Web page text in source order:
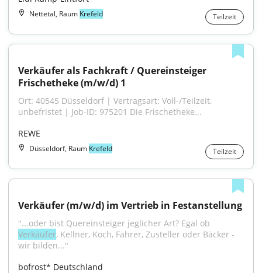
Nettetal, Raum Krefeld Teilzeit
Verkäufer als Fachkraft / Quereinsteiger
Frischetheke (m/w/d) 1
Ort: 40545 Düsseldorf | Vertragsart: Voll-/Teilzeit,
unbefristet | Job-ID: 975201 Die Frischetheke...
REWE
Düsseldorf, Raum Krefeld Teilzeit
Verkäufer (m/w/d) im Vertrieb in Festanstellung
Verkäufer, Kellner, Koch, Fahrer, Zusteller oder Bäcker -
wir bilden..."
bofrost* Deutschland